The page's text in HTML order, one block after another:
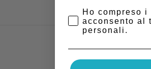
Privacy Policy
Ho compreso
acconsento al
personali.